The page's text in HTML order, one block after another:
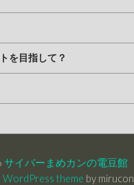
を目指して？
サイバーまめカンの電豆館
WordPress theme by mirucon